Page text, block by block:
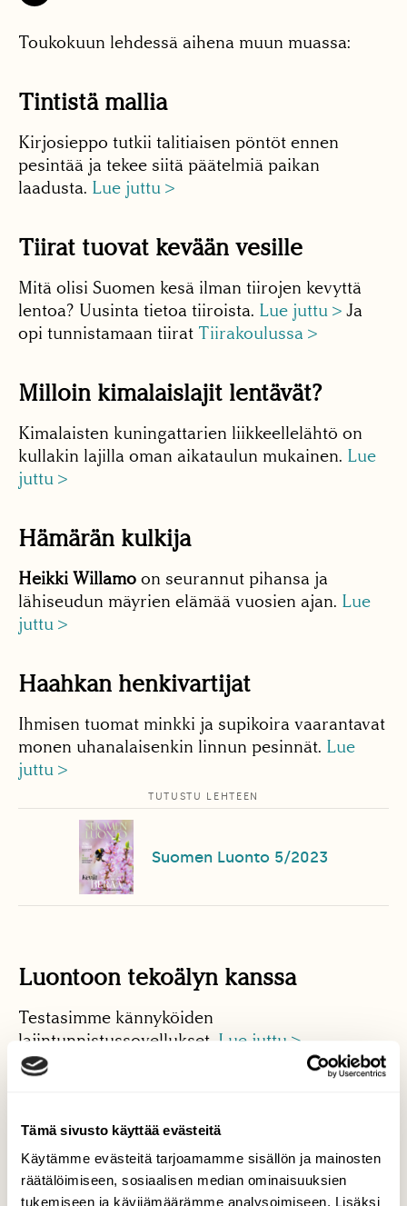
Tämä sivusto käyttää evästeitä
Käytämme evästeitä tarjoamamme sisällön ja mainosten
räätälöimiseen, sosiaalisen median ominaisuuksien
tukemiseen ja kävijämäärämme analysoimiseen. Lisäksi
Toukokuun lehdessä aihena muun muassa:
Tintistä mallia
Kirjosieppo tutkii talitiaisen pöntöt ennen
pesintää ja tekee siitä päätelmiä paikan
laadusta. Lue juttu >
Tiirat tuovat kevään vesille
Mitä olisi Suomen kesä ilman tiirojen kevyttä
lentoa? Uusinta tietoa tiiroista. Lue juttu > Ja
opi tunnistamaan tiirat Tiirakoulussa >
Milloin kimalaislajit lentävät?
Kimalaisten kuningattarien liikkeellelähtö on
kullakin lajilla oman aikataulun mukainen. Lue
juttu >
Hämärän kulkija
Heikki Willamo on seurannut pihansa ja
lähiseudun mäyrien elämää vuosien ajan. Lue
juttu >
Haahkan henkivartijat
Ihmisen tuomat minkki ja supikoira vaarantavat
monen uhanalaisenkin linnun pesinnät. Lue
juttu >
TUTUSTU LEHTEEN
Suomen Luonto 5/2023
Luontoon tekoälyn kanssa
Testasimme kännyköiden
lajintunnistussovellukset. Lue juttu >
naamioitu pesä
Pyrstötiaisen pesä on taidokas luomus, jossa
hämähäkinseitilläkin on tärkeä tehtävänsä.